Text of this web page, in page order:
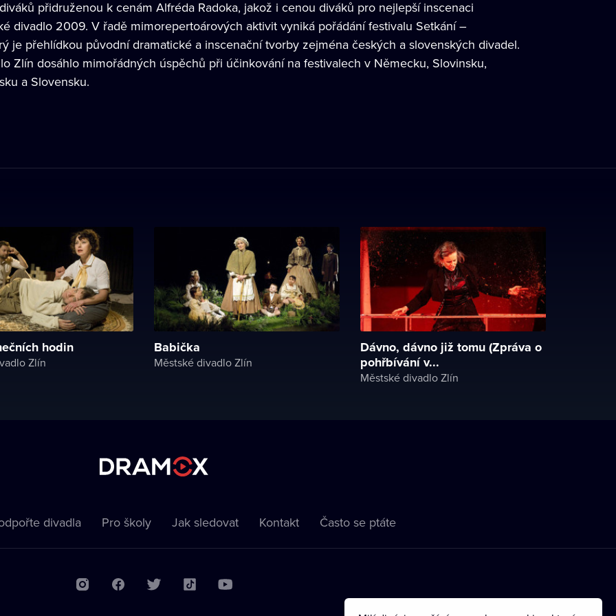
přidruženou k cenám Alfréda Radoka, jakož i cenou diváků pro nejlepší inscenaci
divadlo 2009. V řadě mimorepertoárových aktivit vyniká pořádání festivalu Setkání –
je přehlídkou původní dramatické a inscenační tvorby zejména českých a slovenských divadel.
Zlín dosáhlo mimořádných úspěchů při účinkování na festivalech v Německu, Slovinsku,
a Slovensku.
hodin
Zlín
Babička
Městské divadlo Zlín
Dávno, dávno již tomu (Zpráva o
pohřbívání v...
Městské divadlo Zlín
divadla Pro školy Jak sledovat Kontakt Často se ptáte